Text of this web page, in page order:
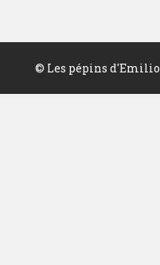
© Les pépins d'Emilio